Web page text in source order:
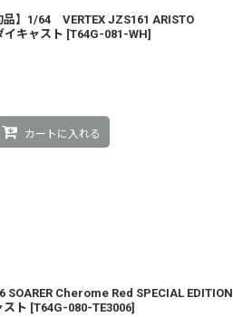
品】1/64 VERTEX JZS161 ARISTO
イキャスト [T64G-081-WH]
カートに入れる
SOARER Cherome Red SPECIAL EDITION
スト [T64G-080-TE3006]